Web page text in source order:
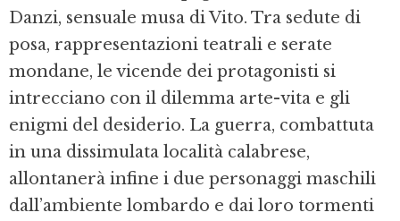
Danzi, sensuale musa di Vito. Tra sedute di
posa, rappresentazioni teatrali e serate
mondane, le vicende dei protagonisti si
intrecciano con il dilemma arte-vita e gli
enigmi del desiderio. La guerra, combattuta
in una dissimulata località calabrese,
allontanerà infine i due personaggi maschili
dall’ambiente lombardo e dai loro tormenti